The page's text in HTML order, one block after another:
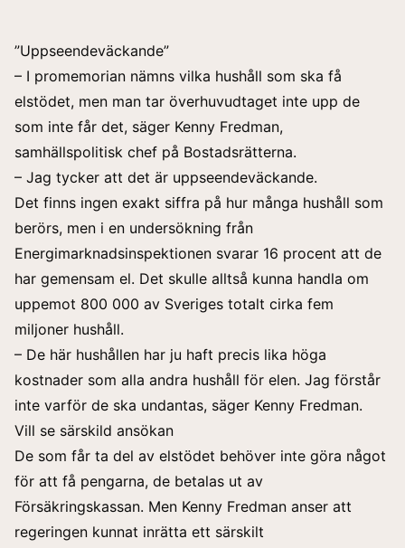
”Uppseendeväckande”
– I promemorian nämns vilka hushåll som ska få
elstödet, men man tar överhuvudtaget inte upp de
som inte får det, säger Kenny Fredman,
samhällspolitisk chef på Bostadsrätterna.
– Jag tycker att det är uppseendeväckande.
Det finns ingen exakt siffra på hur många hushåll som
berörs, men i en undersökning från
Energimarknadsinspektionen svarar 16 procent att de
har gemensam el. Det skulle alltså kunna handla om
uppemot 800 000 av Sveriges totalt cirka fem
miljoner hushåll.
– De här hushållen har ju haft precis lika höga
kostnader som alla andra hushåll för elen. Jag förstår
inte varför de ska undantas, säger Kenny Fredman.
Vill se särskild ansökan
De som får ta del av elstödet behöver inte göra något
för att få pengarna, de betalas ut av
Försäkringskassan. Men Kenny Fredman anser att
regeringen kunnat inrätta ett särskilt